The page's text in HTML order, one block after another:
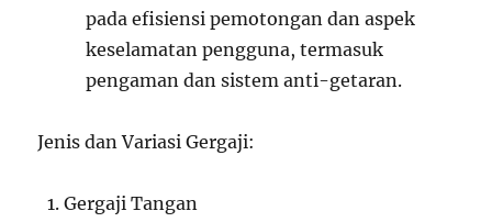
pada efisiensi pemotongan dan aspek
keselamatan pengguna, termasuk
pengaman dan sistem anti-getaran.
Jenis dan Variasi Gergaji:
Gergaji Tangan